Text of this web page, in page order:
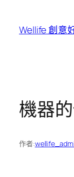
Wellife 創意
機器
作者: